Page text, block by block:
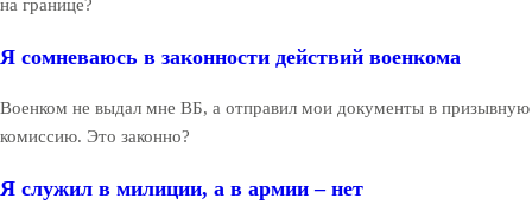
на границе?
Я сомневаюсь в законности действий военкома
Военком не выдал мне ВБ, а отправил мои документы в призывную
комиссию. Это законно?
Я служил в милиции, а в армии – нет